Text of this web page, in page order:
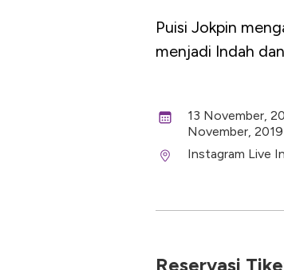
Puisi Jokpin
menjadi Indah
13 November,
November,
Instagram Live
Reservasi